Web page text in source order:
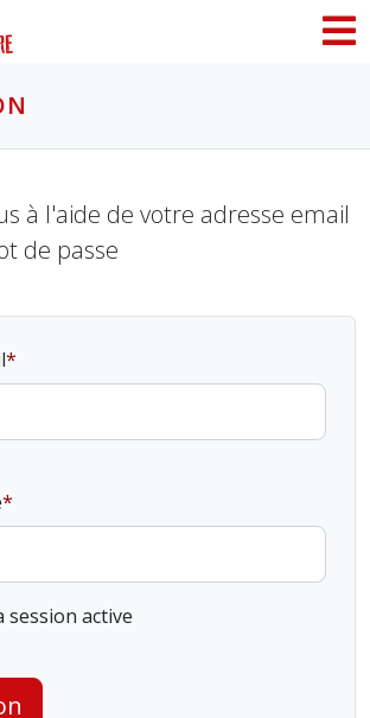
à l'aide de votre adresse email
de passe
session active
des cookies